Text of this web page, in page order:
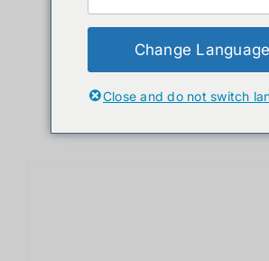
Show36 Products
Change Language
Close and do not switch